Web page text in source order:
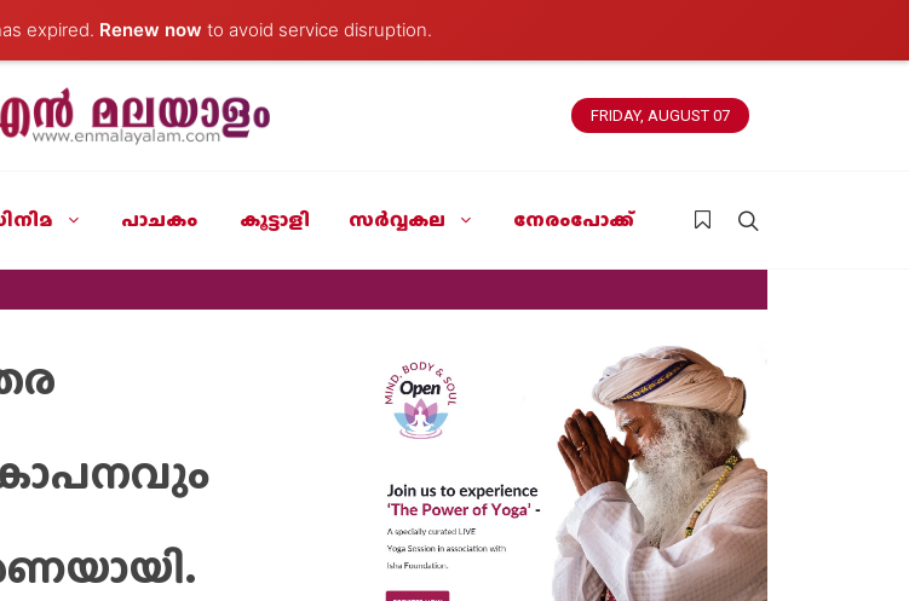
expired. Renew now to avoid service disruption.
FRIDAY, AUGUST 07
പാചകം കൂട്ടാളി സർവ്വകല നേരംപോക്ക്